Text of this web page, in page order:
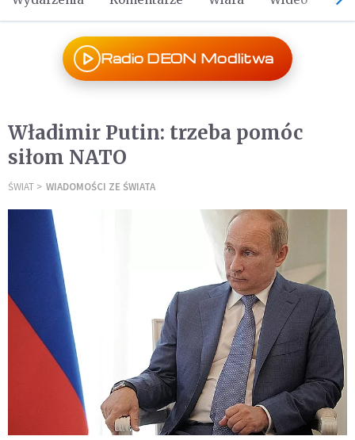
Radio DEON Modlitwa
Władimir Putin: trzeba pomóc
siłom NATO
ŚWIAT WIADOMOŚCI ZE ŚWIATA